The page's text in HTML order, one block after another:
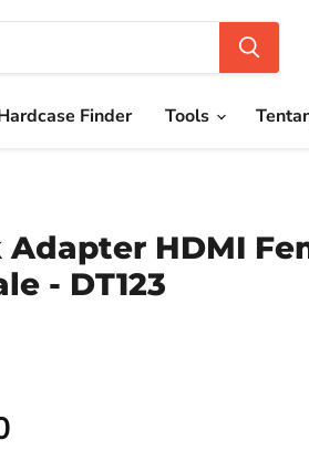
Finder Tools
HDMI
- DT123